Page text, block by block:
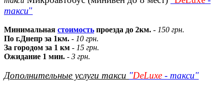
такси"
Минимальная стоимость проезда до 2км. - 150 грн.
По г.Днепр за 1км. - 10 грн.
За городом за 1 км - 15 грн.
Ожидание 1 мин. - 3 грн.
Дополнительные услуги такси "DeLuxe - такси"